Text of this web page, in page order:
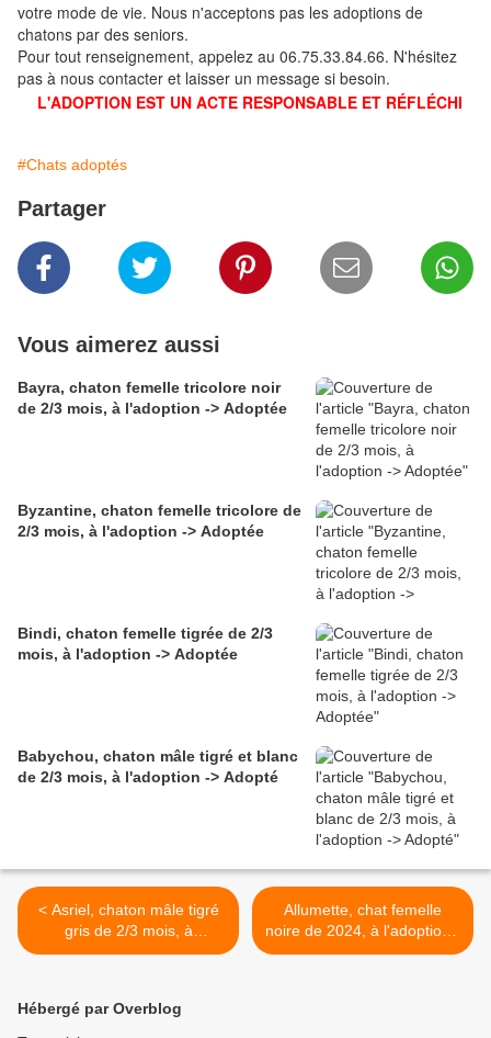
votre mode de vie. Nous n'acceptons pas les adoptions de
chatons par des seniors.
Pour tout renseignement, appelez au 06.75.33.84.66. N'hésitez
pas à nous contacter et laisser un message si besoin.
L'ADOPTION EST UN ACTE RESPONSABLE ET RÉFLÉCHI
#Chats adoptés
Partager
Vous aimerez aussi
Bayra, chaton femelle tricolore noir
de 2/3 mois, à l'adoption -> Adoptée
Byzantine, chaton femelle tricolore de
2/3 mois, à l'adoption -> Adoptée
Bindi, chaton femelle tigrée de 2/3
mois, à l'adoption -> Adoptée
Babychou, chaton mâle tigré et blanc
de 2/3 mois, à l'adoption -> Adopté
< Asriel, chaton mâle tigré
gris de 2/3 mois, à
l'adoption -> adopté
Allumette, chat femelle
noire de 2024, à l'adoption -
> adoptée >
Hébergé par Overblog